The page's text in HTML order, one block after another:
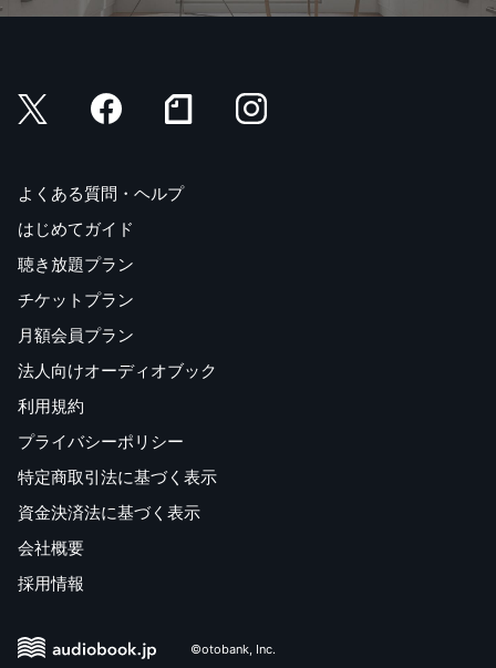
よくある質問・ヘルプ
はじめてガイド
聴き放題プラン
チケットプラン
月額会員プラン
法人向けオーディオブック
利用規約
プライバシーポリシー
特定商取引法に基づく表示
資金決済法に基づく表示
会社概要
採用情報
©otobank, Inc.